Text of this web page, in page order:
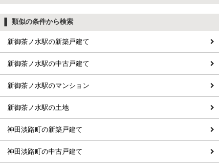
類似の条件から検索
新御茶ノ水駅の新築戸建て
新御茶ノ水駅の中古戸建て
新御茶ノ水駅のマンション
新御茶ノ水駅の土地
神田淡路町の新築戸建て
神田淡路町の中古戸建て